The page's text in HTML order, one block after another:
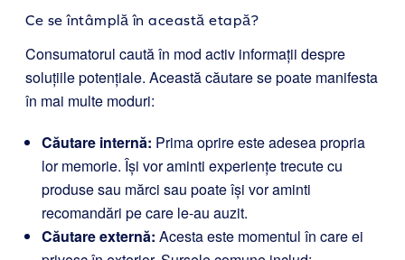
Ce se întâmplă în această etapă?
Consumatorul caută în mod activ informații despre
soluțiile potențiale. Această căutare se poate manifesta
în mai multe moduri:
Căutare internă: Prima oprire este adesea propria
lor memorie. Își vor aminti experiențe trecute cu
produse sau mărci sau poate își vor aminti
recomandări pe care le-au auzit.
Căutare externă: Acesta este momentul în care ei